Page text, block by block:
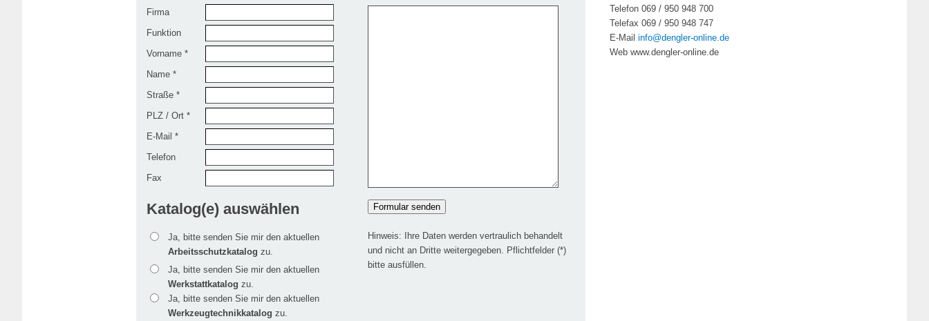
Firma
Funktion
Vorname *
Name *
Straße *
PLZ / Ort *
E-Mail *
Telefon
Fax
Katalog(e) auswählen
Ja, bitte senden Sie mir den aktuellen
Arbeitsschutzkatalog zu.
Ja, bitte senden Sie mir den aktuellen
Werkstattkatalog zu.
Ja, bitte senden Sie mir den aktuellen
Werkzeugtechnikkatalog zu.
Hinweis: Ihre Daten werden vertraulich behandelt
und nicht an Dritte weitergegeben. Pflichtfelder (*)
bitte ausfüllen.
Telefon 069 / 950 948 700
Telefax 069 / 950 948 747
E-Mail info@dengler-online.de
Web www.dengler-online.de